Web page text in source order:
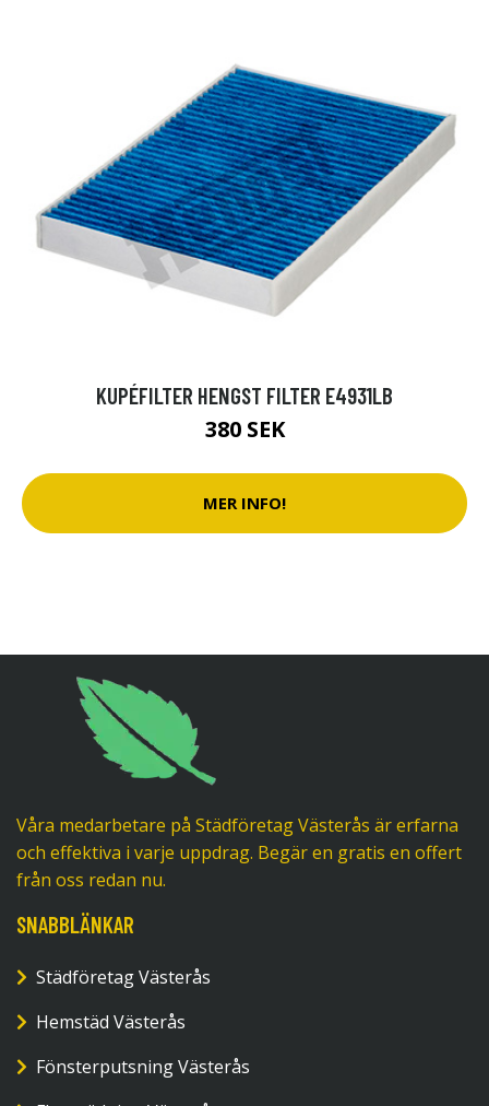
KUPÉFILTER HENGST FILTER E4931LB
380 SEK
MER INFO!
Våra medarbetare på Städföretag Västerås är erfarna
och effektiva i varje uppdrag. Begär en gratis en offert
från oss redan nu.
SNABBLÄNKAR
Städföretag Västerås
Hemstäd Västerås
Fönsterputsning Västerås